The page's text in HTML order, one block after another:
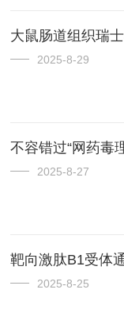
大鼠肠道组织瑞
2025-8-29
不容错过“网药毒
2025-8-27
靶向激肽B1受体
2025-8-25